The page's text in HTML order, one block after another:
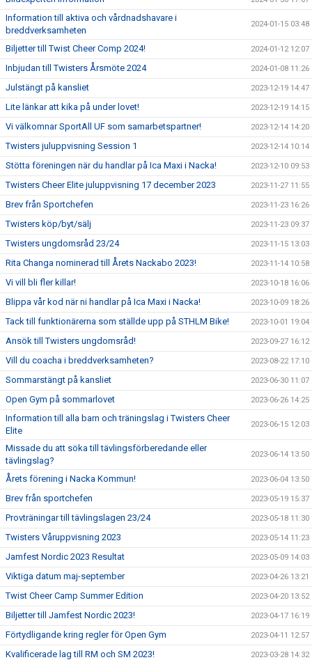
Information till aktiva och vårdnadshavare i
breddverksamheten
2024-01-15 03:48
Biljetter till Twist Cheer Comp 2024! 2024-01-12 12:07
Inbjudan till Twisters Årsmöte 2024 2024-01-08 11:26
Julstängt på kansliet 2023-12-19 14:47
Lite länkar att kika på under lovet! 2023-12-19 14:15
Vi välkomnar SportAll UF som samarbetspartner! 2023-12-14 14:20
Twisters juluppvisning Session 1 2023-12-14 10:14
Stötta föreningen när du handlar på Ica Maxi i Nacka! 2023-12-10 09:53
Twisters Cheer Elite juluppvisning 17 december 2023 2023-11-27 11:55
Brev från Sportchefen 2023-11-23 16:26
Twisters köp/byt/sälj 2023-11-23 09:37
Twisters ungdomsråd 23/24 2023-11-15 13:03
Rita Changa nominerad till Årets Nackabo 2023! 2023-11-14 10:58
Vi vill bli fler killar! 2023-10-18 16:06
Blippa vår kod när ni handlar på Ica Maxi i Nacka! 2023-10-09 18:26
Tack till funktionärerna som ställde upp på STHLM Bike! 2023-10-01 19:04
Ansök till Twisters ungdomsråd! 2023-09-27 16:12
Vill du coacha i breddverksamheten? 2023-08-22 17:10
Sommarstängt på kansliet 2023-06-30 11:07
Open Gym på sommarlovet 2023-06-26 14:25
Information till alla barn och träningslag i Twisters Cheer
Elite
2023-06-15 12:03
Missade du att söka till tävlingsförberedande eller
tävlingslag?
2023-06-14 13:50
Årets förening i Nacka Kommun! 2023-06-04 13:50
Brev från sportchefen 2023-05-19 15:37
Provträningar till tävlingslagen 23/24 2023-05-18 11:30
Twisters Våruppvisning 2023 2023-05-14 11:23
Jamfest Nordic 2023 Resultat 2023-05-09 14:03
Viktiga datum maj-september 2023-04-26 13:21
Twist Cheer Camp Summer Edition 2023-04-20 13:52
Biljetter till Jamfest Nordic 2023! 2023-04-17 16:19
Förtydligande kring regler för Open Gym 2023-04-11 12:57
Kvalificerade lag till RM och SM 2023! 2023-03-28 14:32